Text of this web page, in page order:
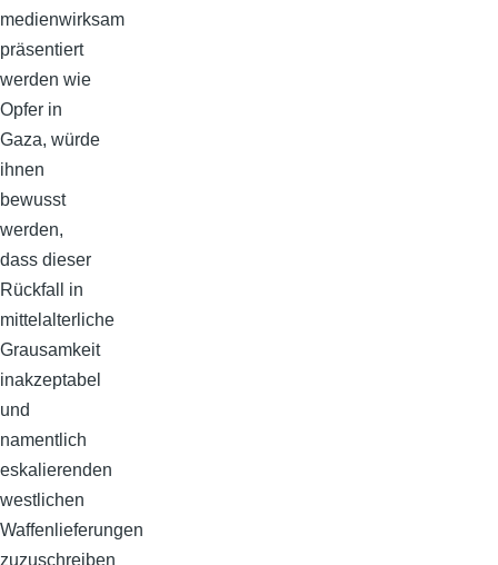
medienwirksam
präsentiert
werden wie
Opfer in
Gaza, würde
ihnen
bewusst
werden,
dass dieser
Rückfall in
mittelalterliche
Grausamkeit
inakzeptabel
und
namentlich
eskalierenden
westlichen
Waffenlieferungen
zuzuschreiben